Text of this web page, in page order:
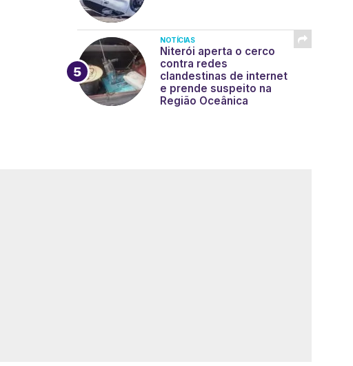
NOTÍCIAS
Niterói aperta o cerco
contra redes
clandestinas de internet
e prende suspeito na
Região Oceânica